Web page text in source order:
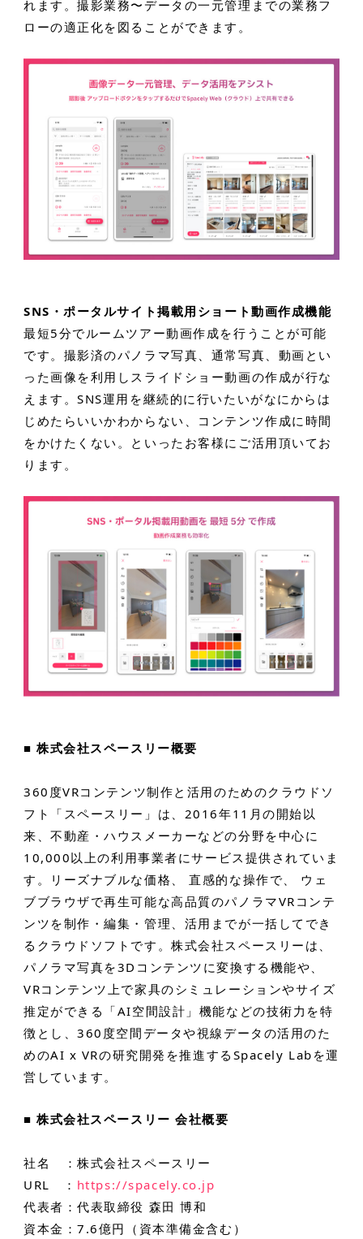
れます。撮影業務〜データの一元管理までの業務フ
ローの適正化を図ることができます。
SNS・ポータルサイト掲載用ショート動画作成機能
最短5分でルームツアー動画作成を行うことが可能
です。撮影済のパノラマ写真、通常写真、動画とい
った画像を利用しスライドショー動画の作成が行な
えます。SNS運用を継続的に行いたいがなにからは
じめたらいいかわからない、コンテンツ作成に時間
をかけたくない。といったお客様にご活用頂いてお
ります。
■ 株式会社スペースリー概要
360度VRコンテンツ制作と活用のためのクラウドソ
フト「スペースリー」は、2016年11月の開始以
来、不動産・ハウスメーカーなどの分野を中心に
10,000以上の利用事業者にサービス提供されていま
す。リーズナブルな価格、 直感的な操作で、 ウェ
ブブラウザで再生可能な高品質のパノラマVRコンテ
ンツを制作・編集・管理、活用までが一括してでき
るクラウドソフトです。株式会社スペースリーは、
パノラマ写真を3Dコンテンツに変換する機能や、
VRコンテンツ上で家具のシミュレーションやサイズ
推定ができる「AI空間設計」機能などの技術力を特
徴とし、360度空間データや視線データの活用のた
めのAI x VRの研究開発を推進するSpacely Labを運
営しています。
■ 株式会社スペースリー 会社概要
社名 ：株式会社スペースリー
URL ： https://spacely.co.jp
代表者：代表取締役 森田 博和
資本金：7.6億円（資本準備金含む）